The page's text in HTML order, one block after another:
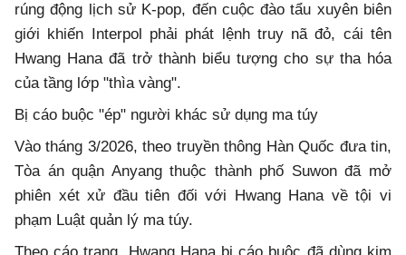
rúng động lịch sử K-pop, đến cuộc đào tẩu xuyên biên
giới khiến Interpol phải phát lệnh truy nã đỏ, cái tên
Hwang Hana đã trở thành biểu tượng cho sự tha hóa
của tầng lớp "thìa vàng".
Bị cáo buộc "ép" người khác sử dụng ma túy
Vào tháng 3/2026, theo truyền thông Hàn Quốc đưa tin,
Tòa án quận Anyang thuộc thành phố Suwon đã mở
phiên xét xử đầu tiên đối với Hwang Hana về tội vi
phạm Luật quản lý ma túy.